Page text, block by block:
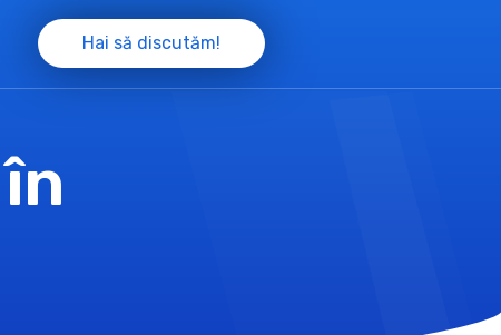
Hai să discutăm!